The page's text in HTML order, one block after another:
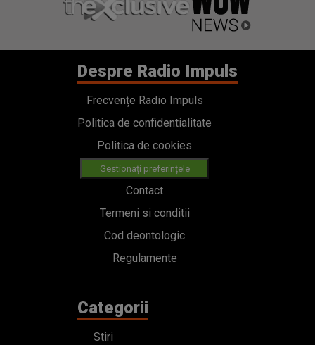
Despre Radio Impuls
Frecvențe Radio Impuls
Politica de confidentialitate
Politica de cookies
Gestionați preferințele
Contact
Termeni si conditii
Cod deontologic
Regulamente
Categorii
Stiri